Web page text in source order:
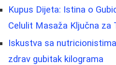
Kupus Dijeta: Istina o
Celulit Masaža Ključna za
Iskustva sa
zdrav gubitak kilograma